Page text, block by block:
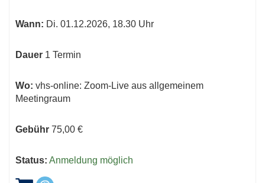
Wann: Di. 01.12.2026, 18.30 Uhr
Dauer 1 Termin
Wo: vhs-online: Zoom-Live aus allgemeinem
Meetingraum
Gebühr 75,00 €
Status: Anmeldung möglich